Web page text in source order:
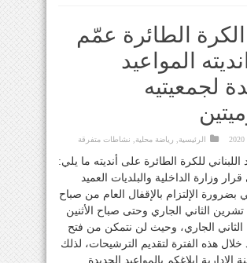
الكرة الطائرة عمّم
المواعيد
لجمعيتيه
الرئيسية رياضة محلية نشاطات متفرقة
اللبناني للكرة الطائرة على أنديته ما يلي:
قرار وزارة الداخلية والبلديات العميد
الإلتزام بالإقفال العام من صباح
السبت 14 تشرين الثاني الجاري وحتى صباح الأثنين
الثاني الجاري، وحيث لن نتمكن من فتح
خلال هذه الفترة لتقديم الترشيحات، لذلك
الإدارية إبلاغكم بالمواعيد الجديدة